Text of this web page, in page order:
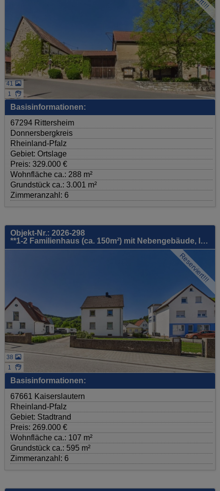
1
41
Basisinformationen:
67294 Rittersheim
Donnersbergkreis
Rheinland-Pfalz
Gebiet: Ortslage
Preis: 329.000 €
Wohnfläche ca.: 288 m²
Grundstück ca.: 3.001 m²
Zimmeranzahl: 6
Objekt-Nr.: 2026-298
**1-2 Familienhaus (ca. 150m²) mit Nebengebäude, Innenhof, schönem Vorgarten, uvm. - gute Lage!**
1
38
Reserviert!!!
Basisinformationen:
67661 Kaiserslautern
Rheinland-Pfalz
Gebiet: Stadtrand
Preis: 269.000 €
Wohnfläche ca.: 107 m²
Grundstück ca.: 595 m²
Zimmeranzahl: 6